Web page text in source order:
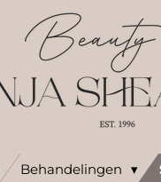
Behandelingen